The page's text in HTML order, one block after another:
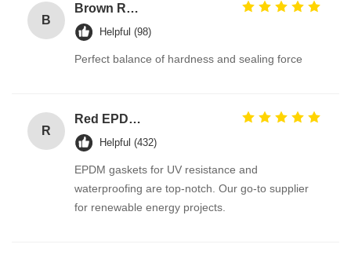
B
Brown Reddish FPM 90A High Pressure Resistance FKM O Ring Hydraulic Seals Manufacturer
Helpful (98)
Perfect balance of hardness and sealing force
R
Red EPDM Automotive Rubber Seals with Excellent Abrasion Resistance and Tensile Strength Hydraulic Cylinder Seal
Helpful (432)
EPDM gaskets for UV resistance and
waterproofing are top-notch. Our go-to supplier
for renewable energy projects.